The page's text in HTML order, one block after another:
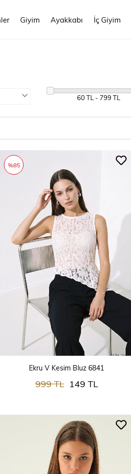
Giyim Ayakkabı İç Giyim
60 TL - 799 TL
SEPETE EKLE
Ekru V Kesim Bluz 6841
149 TL
999 TL
%85